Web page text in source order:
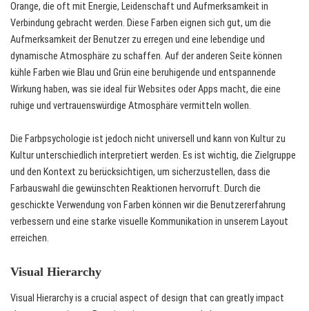
Orange, die oft mit Energie, Leidenschaft und Aufmerksamkeit in
Verbindung gebracht werden. Diese Farben eignen sich gut, um die
Aufmerksamkeit der Benutzer zu erregen und eine lebendige und
dynamische Atmosphäre zu schaffen. Auf der anderen Seite können
kühle Farben wie Blau und Grün eine beruhigende und entspannende
Wirkung haben, was sie ideal für Websites oder Apps macht, die eine
ruhige und vertrauenswürdige Atmosphäre vermitteln wollen.
Die Farbpsychologie ist jedoch nicht universell und kann von Kultur zu
Kultur unterschiedlich interpretiert werden. Es ist wichtig, die Zielgruppe
und den Kontext zu berücksichtigen, um sicherzustellen, dass die
Farbauswahl die gewünschten Reaktionen hervorruft. Durch die
geschickte Verwendung von Farben können wir die Benutzererfahrung
verbessern und eine starke visuelle Kommunikation in unserem Layout
erreichen.
Visual Hierarchy
Visual Hierarchy is a crucial aspect of design that can greatly impact